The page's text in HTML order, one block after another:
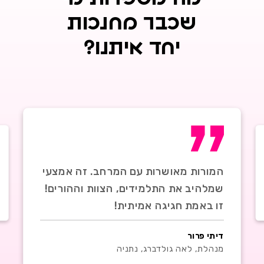
שכבר מחנכות
יחד איתנו?
המורות מאושרות עם המרחב. זה אמצעי
שמלהיב את התלמידים, הצוות וההורים!
זו באמת חגיגה אמיתית!
דיתי פרור
מנהלת, לאה גולדברג, נתניה